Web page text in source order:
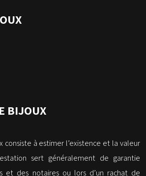
BIJOUX
consiste à estimer l’existence et la valeur
sert généralement de garantie
et des notaires ou lors d’un rachat de